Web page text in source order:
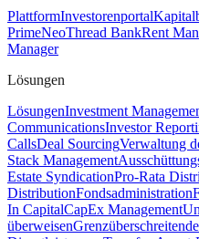
PlattformInvestorenportal
PrimeNeoThread BankRent
Manager
Lösungen
LösungenInvestment
CommunicationsInvestor
CallsDeal SourcingVerwaltung
Stack Management
Estate SyndicationPro-Rata
DistributionFondsadministration
In CapitalCapEx Management
überweisen